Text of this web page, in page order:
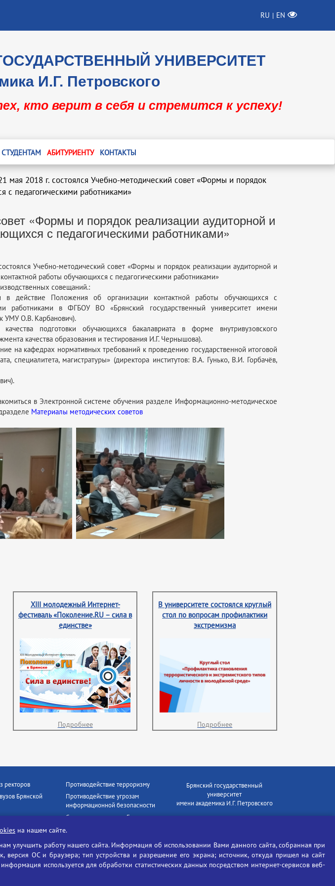
RU | EN
УНИВЕРСИТЕТ
И.Г. Петровского
кто верит в себя и стремится к успеху!
СТУДЕНТАМ АБИТУРИЕНТУ КОНТАКТЫ
мая 2018 г. состоялся Учебно-методический совет «Формы и порядок
с педагогическими работниками»
«Формы и порядок реализации аудиторной и
с педагогическими работниками»
Учебно-методический совет «Формы и порядок реализации аудиторной и
работы обучающихся с педагогическими работниками»
совещаний.:
действие Положения об организации контактной работы обучающихся с
работниками в ФГБОУ ВО «Брянский государственный университет имени
УМУ О.В. Карбанович).
подготовки обучающихся бакалавриата в форме внутривузовского
качества образования и тестирования И.Г. Чернышова).
на кафедрах нормативных требований к проведению государственной итоговой
специалитета, магистратуры» (директора институтов: В.А. Гунько, В.И. Горбачёв,
в Электронной системе обучения разделе Информационно-методическое
Материалы методических советов
XIII молодежный Интернет-
фестиваль «Поколение.RU – сила в
единстве»
Подробнее
В университете состоялся круглый
стол по вопросам профилактики
экстремизма
Подробнее
ректоров
Брянской
язык»
Противодействие терроризму
Противодействие угрозам
информационной безопасности
Социальные ролики - Генеральная
БГУ против наркотиков
Брянский государственный
университет
имени академика И.Г. Петровского
Телефон: +7(4832)58-90-85
на нашем сайте.
работу нашего сайта. Информация об использовании Вами данного сайта, собранная при
ОС и браузера; тип устройства и разрешение его экрана; источник, откуда пришел на сайт
используется для обработки статистических данных посредством интернет-сервисов веб-